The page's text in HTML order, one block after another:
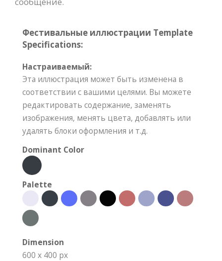
Фестивальные иллюстрации Template
Specifications:
Настраиваемый:
Эта иллюстрация может быть изменена в
соответствии с вашими целями. Вы можете
редактировать содержание, заменять
изображения, менять цвета, добавлять или
удалять блоки оформления и т.д.
Dominant Color
Palette
Dimension
600 x 400 px